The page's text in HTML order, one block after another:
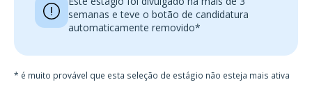
semanas e teve o botão de candidatura
automaticamente removido*
* é muito provável que esta seleção de estágio não esteja mais ativa